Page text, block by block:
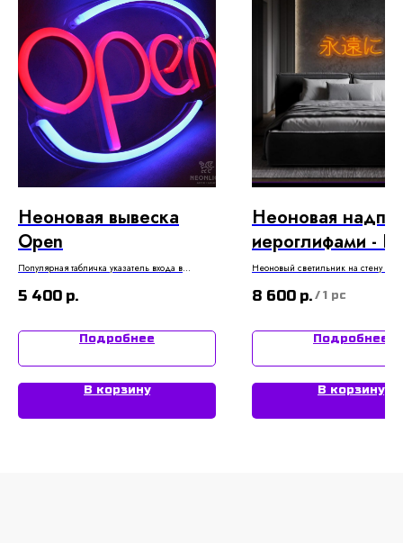
Неоновая вывеска
Open
Популярная табличка указатель входа в
5 400 р.
Подробнее
В корзину
Неоновая
иероглифами -
Неоновый светильник на стену в
8 600 р./1 pc
Подробнее
В корзину